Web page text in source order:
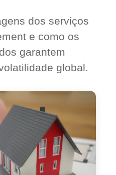
dos serviços
e como os
garantem
global.